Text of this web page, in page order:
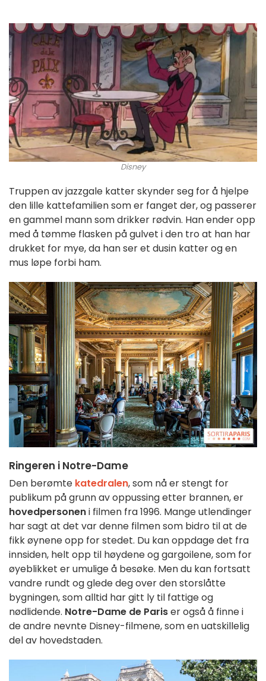
Disney
Truppen av jazzgale katter skynder seg for å hjelpe
den lille kattefamilien som er fanget der, og passerer
en gammel mann som drikker rødvin. Han ender opp
med å tømme flasken på gulvet i den tro at han har
drukket for mye, da han ser et dusin katter og en
mus løpe forbi ham.
Ringeren i Notre-Dame
Den berømte katedralen, som nå er stengt for
publikum på grunn av oppussing etter brannen, er
hovedpersoneni filmen fra 1996. Mange utlendinger
har sagt at det var denne filmen som bidro til at de
fikk øynene opp for stedet. Du kan oppdage det fra
innsiden, helt opp til høydene og gargoilene, som for
øyeblikket er umulige å besøke. Men du kan fortsatt
vandre rundt og glede deg over den storslåtte
bygningen, som alltid har gitt ly til fattige og
nødlidende. Notre-Dame de Pariser også å finne i
de andre nevnte Disney-filmene, som en uatskillelig
del av hovedstaden.